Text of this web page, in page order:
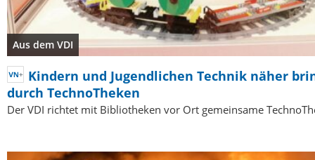
Aus dem VDI
Kindern und Jugendlichen Technik näher
durch TechnoTheken
Der VDI richtet mit Bibliotheken vor Ort gemeinsame